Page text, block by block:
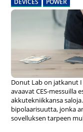
DEVICES POWER
Donut Lab on jatkanut I
avaavat CES-messuilla
akkutekniikkansa
bipolaarisuutta, jonka
sovelluksen tarpeen